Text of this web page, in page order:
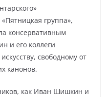
группа»,
консервативным
и его коллеги
свободному от
канонов.
как Иван Шишкин и